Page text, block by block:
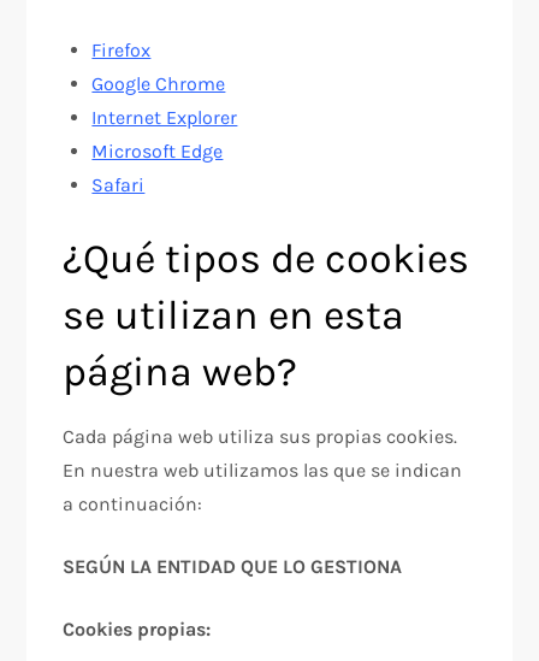
Firefox
Google Chrome
Internet Explorer
Microsoft Edge
Safari
¿Qué tipos de cookies
se utilizan en esta
página web?
Cada página web utiliza sus propias cookies.
En nuestra web utilizamos las que se indican
a continuación:
SEGÚN LA ENTIDAD QUE LO GESTIONA
Cookies propias: